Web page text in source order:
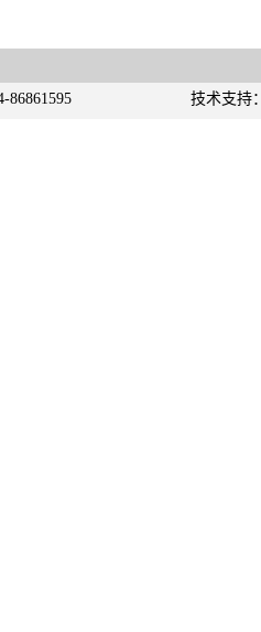
：0574-86861595 技术支持：